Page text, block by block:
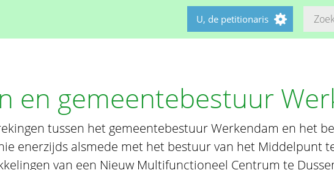
U, de petitionaris
en gemeentebestuur
tussen het gemeentebestuur Werkendam en het
enerzijds alsmede met het bestuur van het Middelpunt
van een Nieuw Multifunctioneel Centrum te